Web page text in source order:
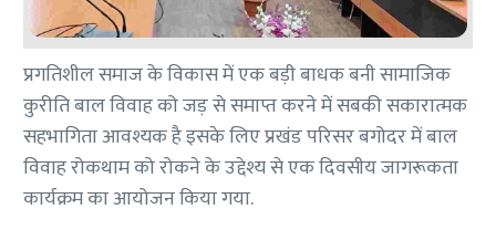
प्रगतिशील समाज के विकास में एक बड़ी बाधक बनी सामाजिक
कुरीति बाल विवाह को जड़ से समाप्त करने में सबकी सकारात्मक
सहभागिता आवश्यक है इसके लिए प्रखंड परिसर बगोदर में बाल
विवाह रोकथाम को रोकने के उद्देश्य से एक दिवसीय जागरूकता
कार्यक्रम का आयोजन किया गया.